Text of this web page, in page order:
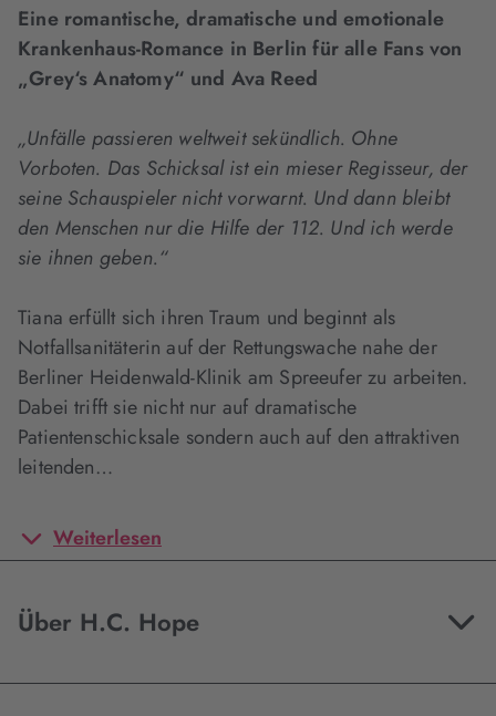
Eine romantische, dramatische und emotionale
Krankenhaus-Romance in Berlin für alle Fans von
„Grey‘s Anatomy“ und Ava Reed
„Unfälle passieren weltweit sekündlich. Ohne
Vorboten. Das Schicksal ist ein mieser Regisseur, der
seine Schauspieler nicht vorwarnt. Und dann bleibt
den Menschen nur die Hilfe der 112. Und ich werde
sie ihnen geben.“
Tiana erfüllt sich ihren Traum und beginnt als
Notfallsanitäterin auf der Rettungswache nahe der
Berliner Heidenwald-Klinik am Spreeufer zu arbeiten.
Dabei trifft sie nicht nur auf dramatische
Patientenschicksale sondern auch auf den attraktiven
leitenden…
Weiterlesen
Über H.C. Hope